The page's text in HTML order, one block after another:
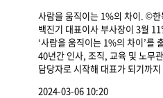
사람을 움직이는 1%의 차이. ©
백진기 대표이사 부사장이 3월
‘사람을 움직이는 1%의 차이’를
40년간 인사, 조직, 교육 및 노무
담당자로 시작해 대표가 되기까지
2024-03-06 10:20